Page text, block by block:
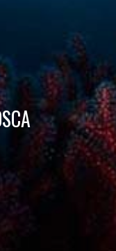
recopilar
servicios.
de la
la posibilidad
así lo desea,
duro, aunque
podrá ocasionar
del
sitio web. La
de cookies se
web para la
los usuarios con
análisis de los
servicio. Permiten
usuario para
y para ofrecer una
recomendados.